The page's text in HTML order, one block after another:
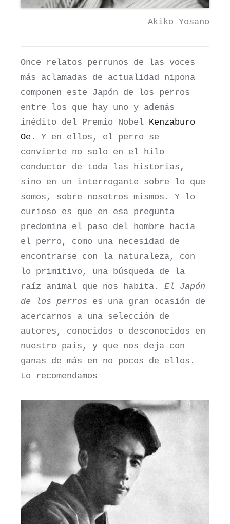
Akiko Yosano
Once relatos perrunos de las voces
más aclamadas de actualidad nipona
componen este Japón de los perros
entre los que hay uno y además
inédito del Premio Nobel Kenzaburo
Oe . Y en ellos, el perro se
convierte no solo en el hilo
conductor de toda las historias,
sino en un interrogante sobre lo que
somos, sobre nosotros mismos. Y lo
curioso es que en esa pregunta
predomina el paso del hombre hacia
el perro, como una necesidad de
encontrarse con la naturaleza, con
lo primitivo, una búsqueda de la
raíz animal que nos habita. El Japón
de los perros es una gran ocasión de
acercarnos a una selección de
autores, conocidos o desconocidos en
nuestro país, y que nos deja con
ganas de más en no pocos de ellos.
Lo recomendamos